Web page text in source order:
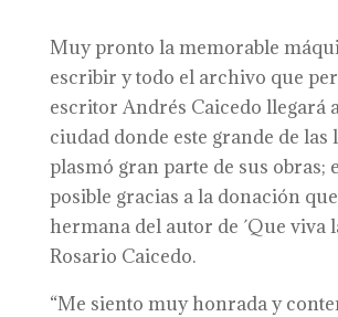
Muy pronto la memorable
escribir y todo el archivo que
escritor Andrés Caicedo llegará
ciudad donde este grande de las
plasmó gran parte de sus obras;
posible gracias a la donación
hermana del autor de ´Que viva
Rosario Caicedo.
“Me siento muy honrada y